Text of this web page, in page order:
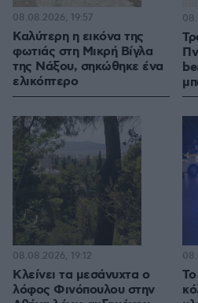
Καλύτερη η εικόνα της
φωτιάς στη Μικρή Βίγλα
της Νάξου, σηκώθηκε ένα
ελικόπτερο
08.08.2026, 19:57
Κλείνει τα μεσάνυχτα ο
λόφος Φινόπουλου στην
08.08.2026, 19:12